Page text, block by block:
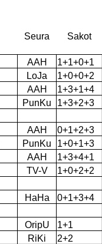
Seura Sakot
AAH 1+1+0+1
LoJa 1+0+0+2
AAH 1+3+1+4
PunKu 1+3+2+3
AAH 0+1+2+3
PunKu 1+0+1+3
AAH 1+3+4+1
TV-V 1+0+2+2
HaHa 0+1+3+4
OripU 1+1
RiKi 2+2